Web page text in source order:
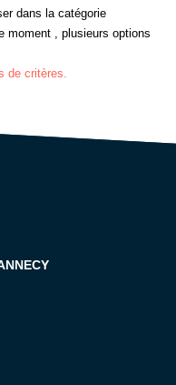
Créer une alerte
dans la catégorie
moment , plusieurs options
de critères.